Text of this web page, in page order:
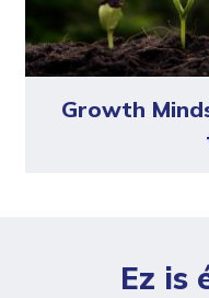
Growth
Ez is